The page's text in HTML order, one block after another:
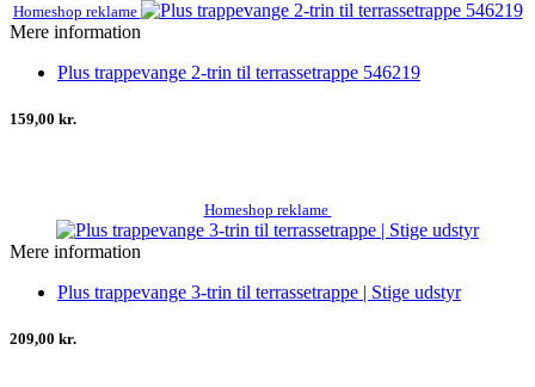
Homeshop reklame
Mere information
Plus trappevange 2-trin til terrassetrappe 546219
159,00 kr.
Homeshop reklame
Mere information
Plus trappevange 3-trin til terrassetrappe | Stige udstyr
209,00 kr.